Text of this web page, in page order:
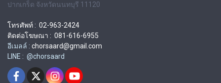
ปากเกร็ด จังหวัดนนทบุรี 11120
โทรศัพท์ : 02-963-2424
ติดต่อโฆษณา : 081-616-6955
อีเมลล์ : chorsaard@gmail.com
LINE : @chorsaard